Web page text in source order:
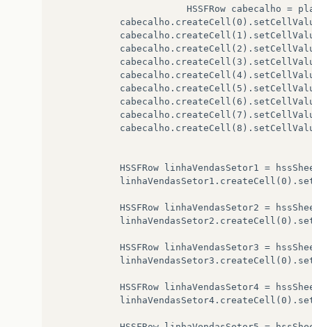
HSSFRow cabecalho =